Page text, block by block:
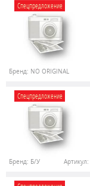
Спецпредложение
Бренд: NO ORIGINAL
Спецпредложение
Бренд: Б/У Артикул: